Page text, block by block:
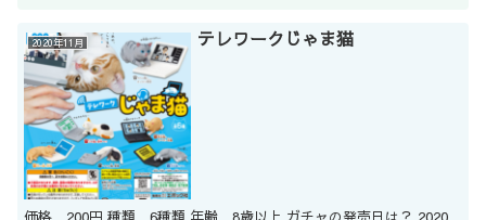
2020年11月 テレワークじゃま猫